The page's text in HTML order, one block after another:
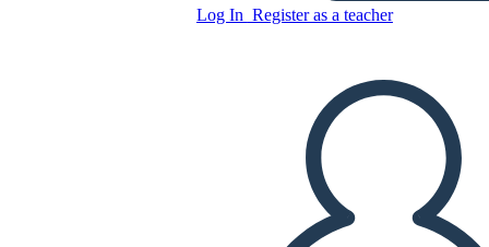
Log In Register as a teacher
CREATE A STORYBOARD
PLAY SLIDESHOW
READ TO ME